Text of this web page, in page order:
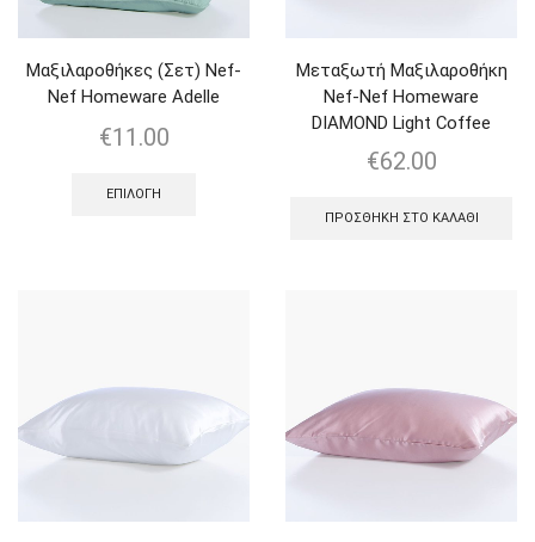
Μαξιλαροθήκες (Σετ) Nef-
Nef Homeware Adelle
€11.00
ΕΠΙΛΟΓΉ
Μεταξωτή Μαξιλαροθήκη
Nef-Nef Homeware
DIAMOND Light Coffee
€62.00
ΠΡΟΣΘΉΚΗ ΣΤΟ ΚΑΛΆΘΙ